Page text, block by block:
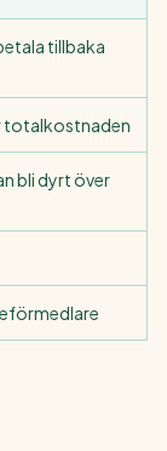
tillbaka
totalkostnaden
bli dyrt över